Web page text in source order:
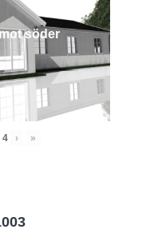
söder
4 › »